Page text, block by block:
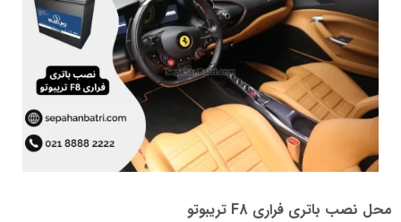
محل نصب باتری فراری F8 تریبوتو